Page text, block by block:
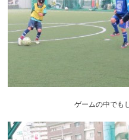
ゲームの中でも